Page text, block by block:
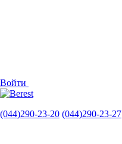
Войти
(044)290-23-20 (044)290-23-27